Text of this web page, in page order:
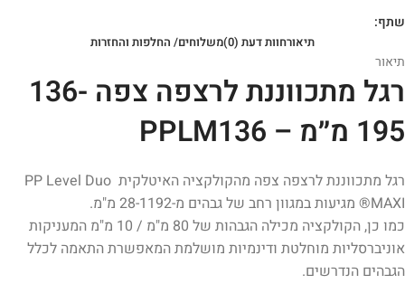
שתף:
תיאורחוות דעת (0) משלוחים/ החלפות והחזרות
תיאור
רגל מתכווננת לרצפה צפה 136-
195 מ״מ – PPLM136
רגל מתכווננת לרצפה צפה מהקולקציה האיטלקית PP Level Duo
MAXI® מגיעות במגוון רחב של גבהים מ-28-1192 מ"מ.
כמו כן, הקולקציה מכילה הגבהות של 80 מ"מ / 10 מ"מ המעניקות
אוניברסליות מוחלטת ודינמיות מושלמת המאפשרת התאמה לכלל
הגבהים הנדרשים.